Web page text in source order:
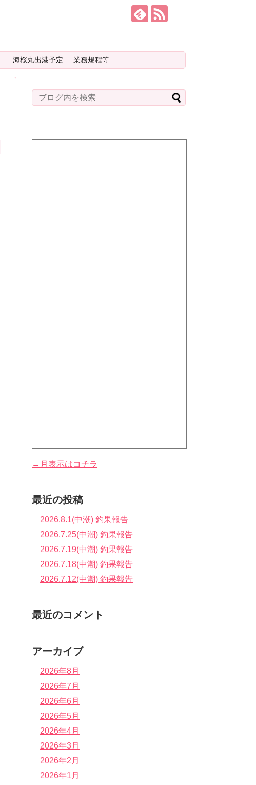
海桜丸出港予定 業務規程等
→月表示はコチラ
最近の投稿
2026.8.1(中潮) 釣果報告
2026.7.25(中潮) 釣果報告
2026.7.19(中潮) 釣果報告
2026.7.18(中潮) 釣果報告
2026.7.12(中潮) 釣果報告
最近のコメント
アーカイブ
2026年8月
2026年7月
2026年6月
2026年5月
2026年4月
2026年3月
2026年2月
2026年1月